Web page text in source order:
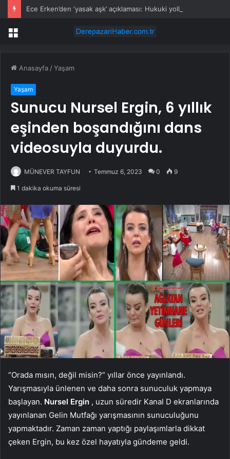
Menü
Anasayfa /Yaşam
Yaşam
Sunucu Nursel Ergin, 6 yıllık
eşinden boşandığını dans
videosuyla duyurdu.
MÜNEVER TAYFUN Temmuz 6, 2023 0 9
1 dakika okuma süresi
“Orada mısın, değil misin?” yıllar önce yayınlandı.
Yarışmasıyla ünlenen ve daha sonra sunuculuk yapmaya
başlayan. Nursel Ergin , uzun süredir Kanal D ekranlarında
yayınlanan Gelin Mutfağı yarışmasının sunuculuğunu
yapmaktadır. Zaman zaman yaptığı paylaşımlarla dikkat
çeken Ergin, bu kez özel hayatıyla gündeme geldi.